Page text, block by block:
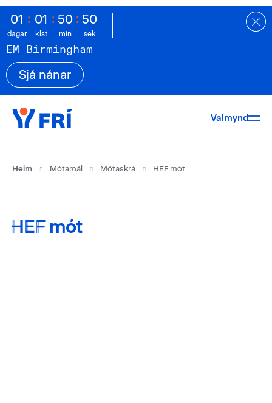
01
dagar
: 01
klst
: 50
mín
: 49
sek
EM Birmingham
Sjá nánar
Valmynd
Heim Mótamál Mótaskrá HEF mót
HEF mót